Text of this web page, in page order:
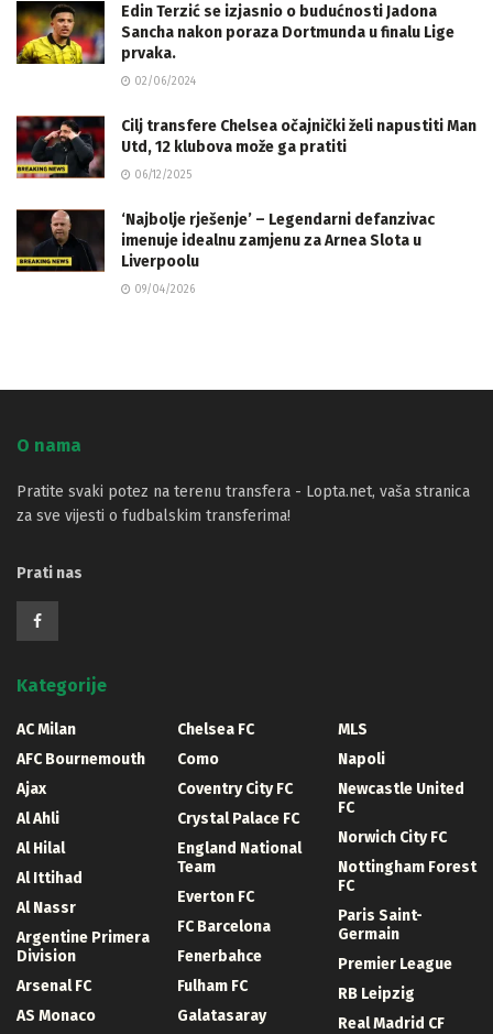
Edin Terzić se izjasnio o budućnosti Jadona
Sancha nakon poraza Dortmunda u finalu Lige
prvaka.
02/06/2024
Cilj transfere Chelsea očajnički želi napustiti Man
Utd, 12 klubova može ga pratiti
06/12/2025
‘Najbolje rješenje’ – Legendarni defanzivac
imenuje idealnu zamjenu za Arnea Slota u
Liverpoolu
09/04/2026
O nama
Pratite svaki potez na terenu transfera - Lopta.net, vaša stranica
za sve vijesti o fudbalskim transferima!
Prati nas
Kategorije
AC Milan
AFC Bournemouth
Ajax
Al Ahli
Al Hilal
Al Ittihad
Al Nassr
Argentine Primera
Division
Arsenal FC
AS Monaco
Chelsea FC
Como
Coventry City FC
Crystal Palace FC
England National
Team
Everton FC
FC Barcelona
Fenerbahce
Fulham FC
Galatasaray
MLS
Napoli
Newcastle United
FC
Norwich City FC
Nottingham Forest
FC
Paris Saint-
Germain
Premier League
RB Leipzig
Real Madrid CF